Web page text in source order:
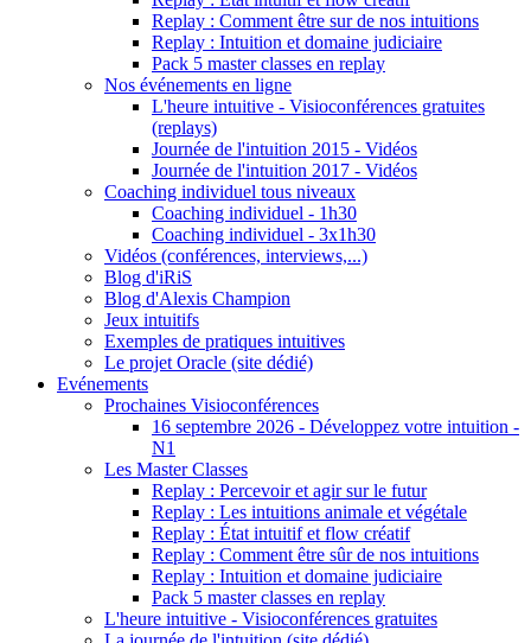
Replay : Comment être sur de nos intuitions
Replay : Intuition et domaine judiciaire
Pack 5 master classes en replay
Nos événements en ligne
L'heure intuitive - Visioconférences gratuites
(replays)
Journée de l'intuition 2015 - Vidéos
Journée de l'intuition 2017 - Vidéos
Coaching individuel tous niveaux
Coaching individuel - 1h30
Coaching individuel - 3x1h30
Vidéos (conférences, interviews,...)
Blog d'iRiS
Blog d'Alexis Champion
Jeux intuitifs
Exemples de pratiques intuitives
Le projet Oracle (site dédié)
Evénements
Prochaines Visioconférences
16 septembre 2026 - Développez votre intuition -
N1
Les Master Classes
Replay : Percevoir et agir sur le futur
Replay : Les intuitions animale et végétale
Replay : État intuitif et flow créatif
Replay : Comment être sûr de nos intuitions
Replay : Intuition et domaine judiciaire
Pack 5 master classes en replay
L'heure intuitive - Visioconférences gratuites